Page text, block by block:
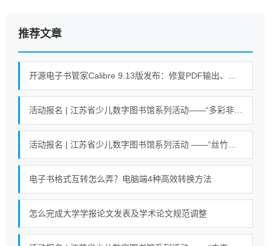
推荐文章
电子书格式互转怎么弄？电脑端4种高效转换方法
怎么完成大学学报论文发表及学术论文规范调整